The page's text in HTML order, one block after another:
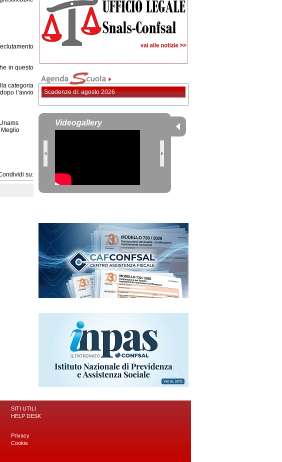
in questo
categoria
l’avvio
su:
Scadenze di: agosto 2026
Videogallery
SITI UTILI
HELP DESK
Privacy
Cookie